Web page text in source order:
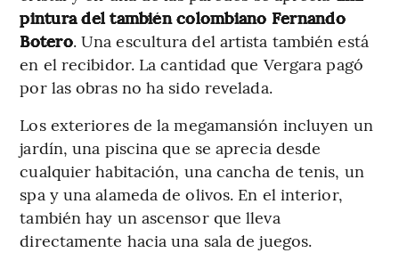
pintura del también colombiano Fernando
Botero. Una escultura del artista también está
en el recibidor. La cantidad que Vergara pagó
por las obras no ha sido revelada.
Los exteriores de la megamansión incluyen un
jardín, una piscina que se aprecia desde
cualquier habitación, una cancha de tenis, un
spa y una alameda de olivos. En el interior,
también hay un ascensor que lleva
directamente hacia una sala de juegos.